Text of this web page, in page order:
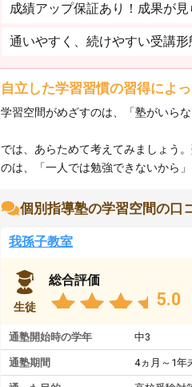
成績アップ保証あり！成果が
通いやすく、続けやすい受講
自立した学習習慣の習得によ
学習空間がめざすのは、「塾がいら
では、あらためて考えてみましょう
のは、「一人では勉強できないから」
個別指導塾の学習空間の口
我孫子教室
生徒
総合評価
5.0
通塾開始時の学年 中3
通塾期間 4ヵ月～1年